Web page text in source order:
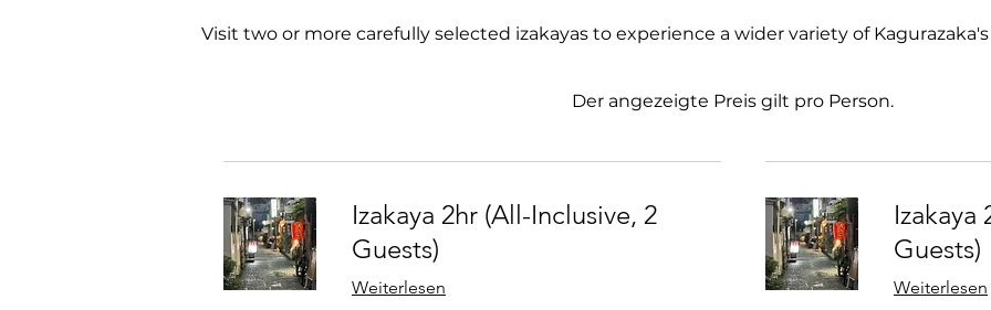
Visit two or more carefully selected izakayas to experience a wider variety of
Der angezeigte Preis gilt pro Person.
Izakaya 2hr (All-Inclusive, 2
Guests)
Weiterlesen
Izakaya
Guests)
Weiterlesen